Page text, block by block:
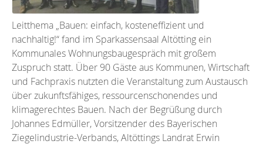
Leitthema „Bauen: einfach, kosteneffizient und
nachhaltig!“ fand im Sparkassensaal Altötting ein
Kommunales Wohnungsbaugespräch mit großem
Zuspruch statt. Über 90 Gäste aus Kommunen, Wirtschaft
und Fachpraxis nutzten die Veranstaltung zum Austausch
über zukunftsfähiges, ressourcenschonendes und
klimagerechtes Bauen. Nach der Begrüßung durch
Johannes Edmüller, Vorsitzender des Bayerischen
Ziegelindustrie-Verbands, Altöttings Landrat Erwin